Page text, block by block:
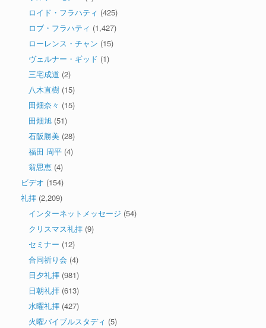
ロイド・フラハティ (425)
ロブ・フラハティ (1,427)
ローレンス・チャン (15)
ヴェルナー・ギッド (1)
三宅成道 (2)
八木直樹 (15)
田畑奈々 (15)
田畑旭 (51)
石阪勝美 (28)
福田 周平 (4)
翁思恵 (4)
ビデオ (154)
礼拝 (2,209)
インターネットメッセージ (54)
クリスマス礼拝 (9)
セミナー (12)
合同祈り会 (4)
日夕礼拝 (981)
日朝礼拝 (613)
水曜礼拝 (427)
火曜バイブルスタディ (5)